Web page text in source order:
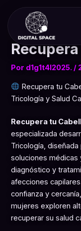
contenido
Por d1g1t4l2025./
Recupera tu
Tricología y Salud
Recupera tu
especializada
Tricología,
soluciones médicas
diagnóstico y
afecciones
confianza y
mujeres exploren
recuperar su salud